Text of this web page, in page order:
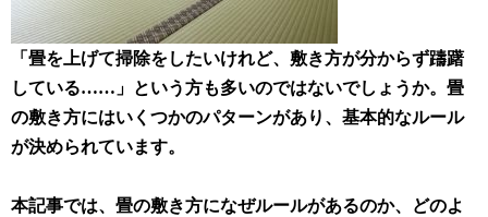
「畳を上げて掃除をしたいけれど、敷き方が分からず躊躇
している……」という方も多いのではないでしょうか。畳
の敷き方にはいくつかのパターンがあり、基本的なルール
が決められています。
本記事では、畳の敷き方になぜルールがあるのか、どのよ